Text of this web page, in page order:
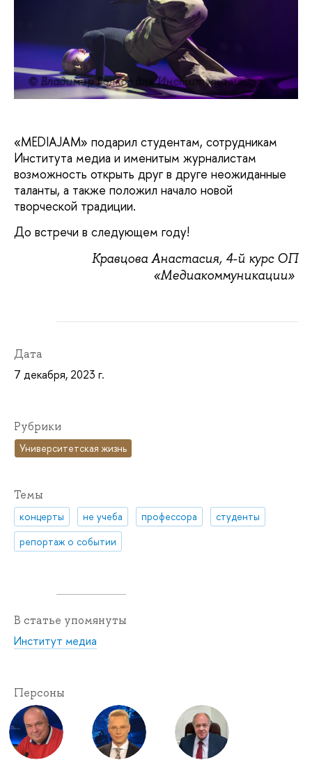
© Владимир Волков для Института медиа
«MEDIAJAM» подарил студентам, сотрудникам
Института медиа и именитым журналистам
возможность открыть друг в друге неожиданные
таланты, а также положил начало новой
творческой традиции.
До встречи в следующем году!
Кравцова Анастасия, 4-й курс ОП
«Медиакоммуникации»
Дата
7 декабря, 2023 г.
Рубрики
Университетская жизнь
Темы
концерты не учеба профессора
студенты
репортаж о событии
В статье упомянуты
Институт медиа
Персоны